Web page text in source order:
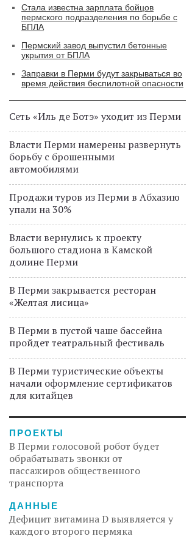
Стала известна зарплата бойцов
пермского подразделения по борьбе с
БПЛА
Пермский завод выпустил бетонные
укрытия от БПЛА
Заправки в Перми будут закрываться во
время действия беспилотной опасности
Сеть «Иль де Ботэ» уходит из Перми
Власти Перми намерены развернуть
борьбу с брошенными
автомобилями
Продажи туров из Перми в Абхазию
упали на 30%
Власти вернулись к проекту
большого стадиона в Камской
долине Перми
В Перми закрывается ресторан
«Желтая лисица»
В Перми в пустой чаше бассейна
пройдет театральный фестиваль
В Перми туристические объекты
начали оформление сертификатов
для китайцев
ПРОЕКТЫ
В Перми голосовой робот будет
обрабатывать звонки от
пассажиров общественного
транспорта
ДАННЫЕ
Дефицит витамина D выявляется у
каждого второго пермяка